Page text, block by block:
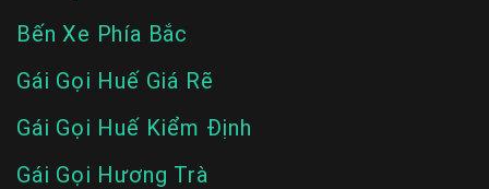
Bến Xe Phía Bắc
Gái Gọi Huế Giá Rẽ
Gái Gọi Huế Kiểm Định
Gái Gọi Hương Trà